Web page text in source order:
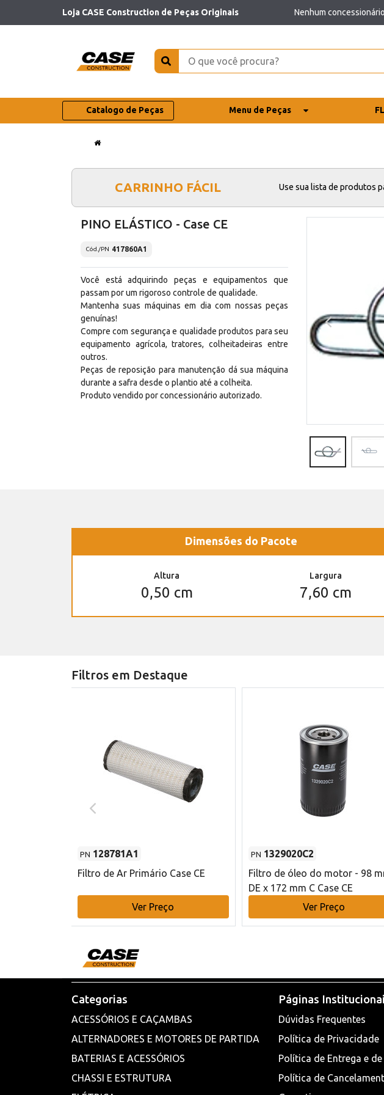
Loja CASE Construction de Peças Originais Nenhum
Catalogo de Peças Menu de Peças
CARRINHO FÁCIL Use sua lista de produtos
PINO ELÁSTICO - Case CE
Cód./PN 417860A1
Você está adquirindo peças e equipamentos que
passam por um rigoroso controle de qualidade.
Mantenha suas máquinas em dia com nossas peças
genuínas!
Compre com segurança e qualidade produtos para seu
equipamento agrícola, tratores, colheitadeiras entre
outros.
Peças de reposição para manutenção dá sua máquina
durante a safra desde o plantio até a colheita.
Produto vendido por concessionário autorizado.
Dimensões do Pacote
Altura
0,50 cm
Largura
7,60 cm
Filtros em Destaque
PN 128781A1
Filtro de Ar Primário Case CE
Ver Preço
PN 1329020C2
Filtro de óleo do motor - 98
DE x 172 mm C Case CE
Ver Preço
Categorias
ACESSÓRIOS E CAÇAMBAS
ALTERNADORES E MOTORES DE PARTIDA
BATERIAS E ACESSÓRIOS
CHASSI E ESTRUTURA
Páginas
Dúvidas Frequentes
Política de Privacidade
Política de Entrega e
Política de